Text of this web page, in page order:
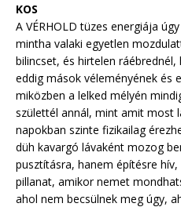
KOS
A VÉRHOLD tüzes energiája
mintha valaki egyetlen
bilincset, és hirtelen
eddig mások véleményének és
miközben a lelked mélyén
születtél annál, mint amit most
napokban szinte fizikailag
düh kavargó lávaként mozog
pusztításra, hanem építésre
pillanat, amikor nemet
ahol nem becsülnek meg úgy,